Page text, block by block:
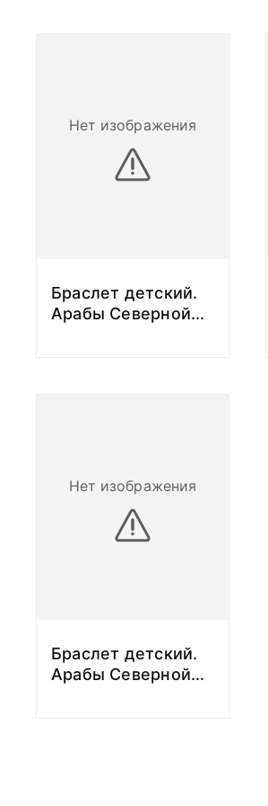
Нет изображения
Браслет детский.
Арабы Северной...
Нет изображения
Браслет детский.
Арабы Северной...